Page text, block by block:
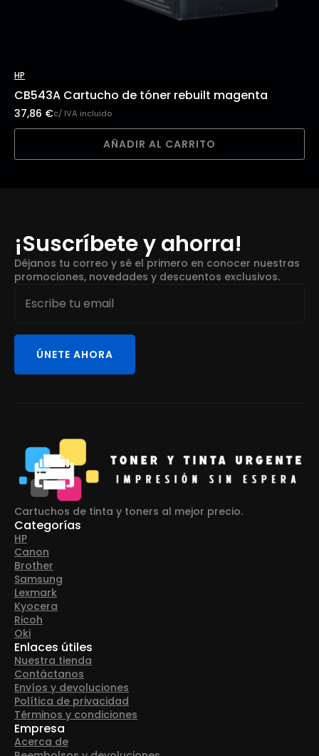
HP
CB543A Cartucho de tóner rebuilt magenta
37,86 €c/ IVA incluido
AÑADIR AL CARRITO
¡Suscríbete y ahorra!
Déjanos tu correo y sé el primero en conocer nuestras
promociones, novedades y descuentos exclusivos.
Email
ÚNETE AHORA
Cartuchos de tinta y toners al mejor precio.
Categorías
HP
Canon
Brother
Samsung
Lexmark
Kyocera
Ricoh
Oki
Enlaces útiles
Nuestra tienda
Contáctanos
Envíos y devoluciones
Política de privacidad
Términos y condiciones
Empresa
Acerca de